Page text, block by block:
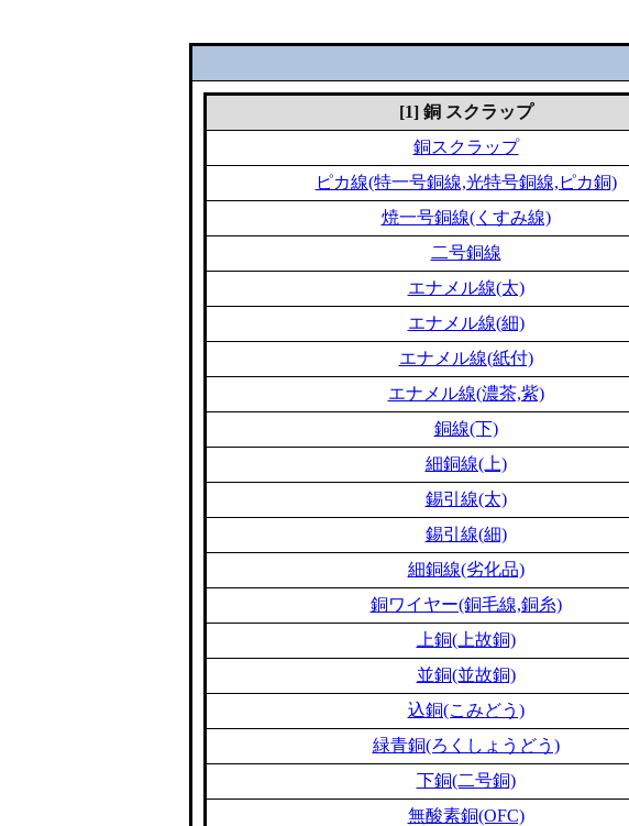
[1] 銅 スクラップ
銅スクラップ
ピカ線(特一号銅線,光特号銅線,ピカ銅)
焼一号銅線(くすみ線)
二号銅線
エナメル線(太)
エナメル線(細)
エナメル線(紙付)
エナメル線(濃茶,紫)
銅線(下)
細銅線(上)
錫引線(太)
錫引線(細)
細銅線(劣化品)
銅ワイヤー(銅毛線,銅糸)
上銅(上故銅)
並銅(並故銅)
込銅(こみどう)
緑青銅(ろくしょうどう)
下銅(二号銅)
無酸素銅(OFC)